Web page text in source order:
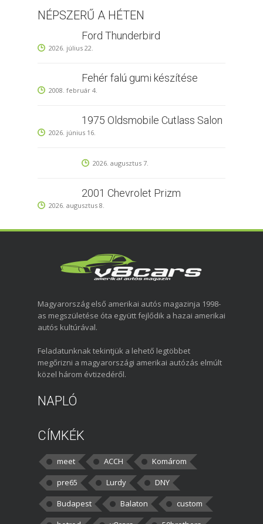
NÉPSZERŰ A HÉTEN
Ford Thunderbird
2026. július 22.
Fehér falú gumi készítése
2008. február 4.
1975 Oldsmobile Cutlass Salon
2026. június 16.
2026. augusztus 7.
2001 Chevrolet Prizm
2026. augusztus 8.
Magyarország első amerikai autós magazinja 1998-
as megszületése óta együtt fejlődik a hazai amerikai
autós kultúrával.
Feladatunknak tekintjük a lehető legtöbbet
megőrizni a magyarországi amerikai autózás elmúlt
közel három évtizedéről.
NAPLÓ
CÍMKÉK
meet ACCH
Komárom
pre65
Lurdy
DNY
Budapest
Balaton
custom